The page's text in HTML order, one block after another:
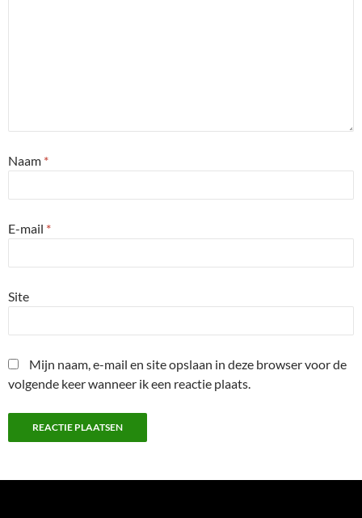
Naam *
E-mail *
Site
Mijn naam, e-mail en site opslaan in deze browser voor de
volgende keer wanneer ik een reactie plaats.